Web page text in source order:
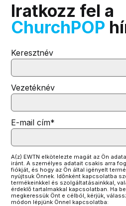
Iratkozz fel a
ChurchPOP
Keresztnév
Vezetéknév
E-mail cím*
A(z) EWTN elkötelezte magát az Ön
iránt. A személyes adatait csakis arra
fiókját, és hogy az Ön által igényelt
nyújtsuk Önnek. Időnként kapcsolatba
termékeinkkel és szolgáltatásainkkal,
érdeklő tartalmakkal kapcsolatban. Ha
megkeressük Önt e célból, kérjük,
módon lépjünk Önnel kapcsolatba: